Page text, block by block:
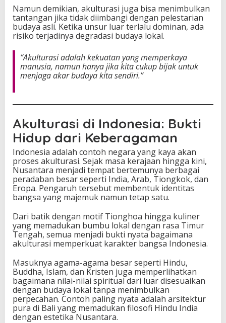
Namun demikian, akulturasi juga bisa menimbulkan
tantangan jika tidak diimbangi dengan pelestarian
budaya asli. Ketika unsur luar terlalu dominan, ada
risiko terjadinya degradasi budaya lokal.
“Akulturasi adalah kekuatan yang memperkaya
manusia, namun hanya jika kita cukup bijak untuk
menjaga akar budaya kita sendiri.”
Akulturasi di Indonesia: Bukti
Hidup dari Keberagaman
Indonesia adalah contoh negara yang kaya akan
proses akulturasi. Sejak masa kerajaan hingga kini,
Nusantara menjadi tempat bertemunya berbagai
peradaban besar seperti India, Arab, Tiongkok, dan
Eropa. Pengaruh tersebut membentuk identitas
bangsa yang majemuk namun tetap satu.
Dari batik dengan motif Tionghoa hingga kuliner
yang memadukan bumbu lokal dengan rasa Timur
Tengah, semua menjadi bukti nyata bagaimana
akulturasi memperkuat karakter bangsa Indonesia.
Masuknya agama-agama besar seperti Hindu,
Buddha, Islam, dan Kristen juga memperlihatkan
bagaimana nilai-nilai spiritual dari luar disesuaikan
dengan budaya lokal tanpa menimbulkan
perpecahan. Contoh paling nyata adalah arsitektur
pura di Bali yang memadukan filosofi Hindu India
dengan estetika Nusantara.